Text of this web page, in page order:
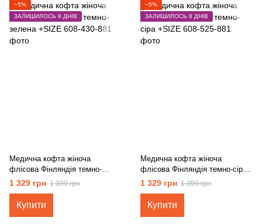
−5%
ЗАЛИШИЛОСЬ 8 ДНІВ
Медична кофта жіноча
флісова Фінляндія темно-
зелена +SIZE
1 329 грн 1 399 грн
Купити
−5%
ЗАЛИШИЛОСЬ 8 ДНІВ
Медична кофта жіноча
флісова Фінляндія темно-сіра
+SIZE
1 329 грн 1 399 грн
Купити